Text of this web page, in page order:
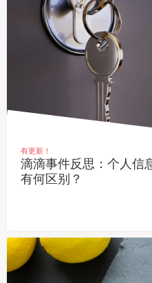
有更新！
滴滴事件反思：个人信
有何区别？